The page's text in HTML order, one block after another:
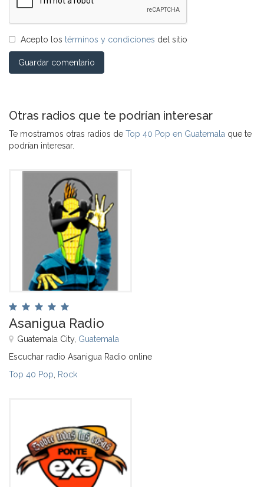
Acepto los términos y condiciones del sitio
Guardar comentario
Otras radios que te podrían interesar
Te mostramos otras radios de Top 40 Pop en Guatemala que te
podrían interesar.
Asanigua Radio
Guatemala City, Guatemala
Escuchar radio Asanigua Radio online
Top 40 Pop Rock